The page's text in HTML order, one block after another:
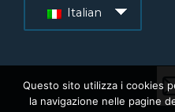
Italian
Questo sito utilizza i cookies
la navigazione nelle pagine